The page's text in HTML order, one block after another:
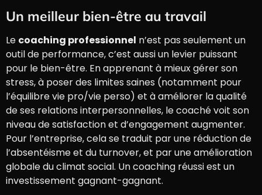
Un meilleur bien-être au travail
Le coaching professionnel n’est pas seulement un
outil de performance, c’est aussi un levier puissant
pour le bien-être. En apprenant à mieux gérer son
stress, à poser des limites saines (notamment pour
l’équilibre vie pro/vie perso) et à améliorer la qualité
de ses relations interpersonnelles, le coaché voit son
niveau de satisfaction et d’engagement augmenter.
Pour l’entreprise, cela se traduit par une réduction de
l’absentéisme et du turnover, et par une amélioration
globale du climat social. Un coaching réussi est un
investissement gagnant-gagnant.